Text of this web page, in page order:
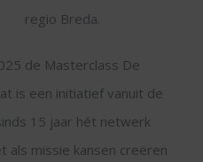
regio Breda.
de Masterclass De
is een initiatief vanuit de
15 jaar hét netwerk
als missie kansen creëren